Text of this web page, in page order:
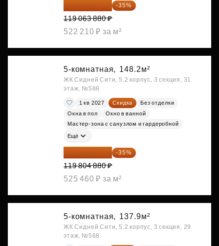
77 391 522 ₽ -35%
119 063 880 ₽
522 210 ₽ за м²
5-комнатная, 148.2м²
ЖК Сидней Сити, 5.2 корпус, 3 секция, 31
этаж, №588
1 кв 2027 Скидка
Без отделки
Окна в пол
Окно в ванной
Мастер-зона с санузлом и гардеробной
Ещё
77 873 172 ₽ -35%
119 804 880 ₽
525 460 ₽ за м²
5-комнатная, 137.9м²
ЖК Сидней Сити, 5.2 корпус, 3 секция, 29
этаж, №568